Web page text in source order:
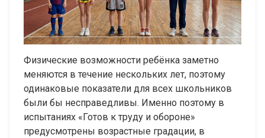
Физические возможности ребёнка заметно
меняются в течение нескольких лет, поэтому
одинаковые показатели для всех школьников
были бы несправедливы. Именно поэтому в
испытаниях «Готов к труду и обороне»
предусмотрены возрастные градации, в